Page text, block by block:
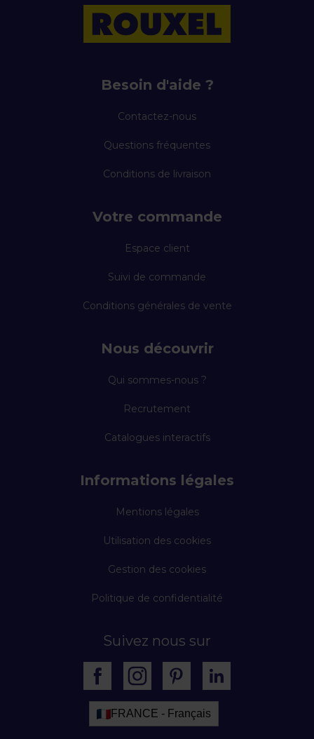
Besoin d'aide ?
Contactez-nous
Questions fréquentes
Conditions de livraison
Votre commande
Espace client
Suivi de commande
Conditions générales de vente
Nous découvrir
Qui sommes-nous ?
Recrutement
Catalogues interactifs
Informations légales
Mentions légales
Utilisation des cookies
Gestion des cookies
Politique de confidentialité
Suivez nous sur
FRANCE - Français